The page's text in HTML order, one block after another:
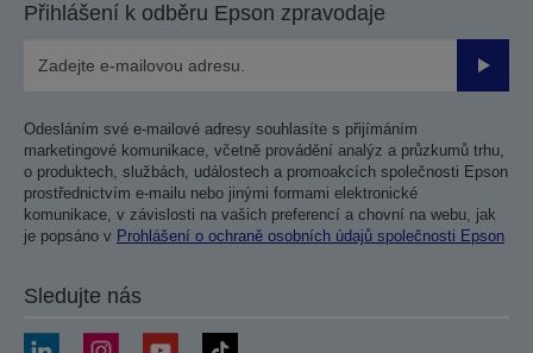
Přihlášení k odběru Epson zpravodaje
Odesláním své e-mailové adresy souhlasíte s přijímáním
marketingové komunikace, včetně provádění analýz a průzkumů trhu,
o produktech, službách, událostech a promoakcích společnosti Epson
prostřednictvím e-mailu nebo jinými formami elektronické
komunikace, v závislosti na vašich preferencí a chovní na webu, jak
je popsáno v Prohlášení o ochraně osobních údajů společnosti Epson
Sledujte nás